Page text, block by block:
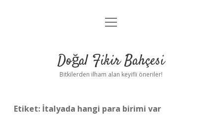
Anasayfa
Yasal Uyarı
menüyü
Doğal Fikir Bahçesi
Bitkilerden ilham alan keyifli öneriler!
Etiket: İtalyada hangi para birimi var